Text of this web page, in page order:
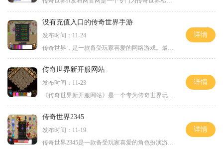
没有充值入口的传奇世界手游
发布时间：11-24
详情
传奇世界新开服网站
发布时间：11-23
详情
传奇世界2345
发布时间：11-19
详情